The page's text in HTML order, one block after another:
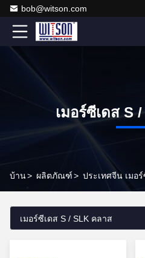
bob@witson.com
เมอร์ซีเดส S
บ้าน> ผลิตภัณฑ์> ประเทศจีน เมอ
เมอร์ซีเดส S / SLK คลาส